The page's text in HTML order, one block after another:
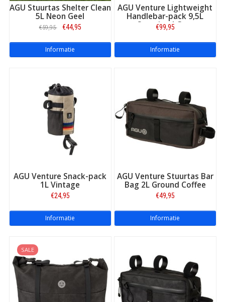
AGU Stuurtas Shelter Clean
5L Neon Geel
€59,95 €44,95
Informatie
AGU Venture Lightweight
Handlebar-pack 9,5L
Sustained Grey
€99,95
Informatie
AGU Venture Snack-pack
1L Vintage
€24,95
Informatie
AGU Venture Stuurtas Bar
Bag 2L Ground Coffee
€49,95
Informatie
SALE